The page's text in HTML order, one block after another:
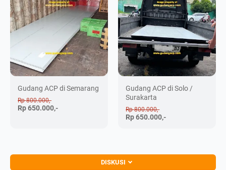
Gudang ACP di Semarang
Rp 800.000,-
Rp 650.000,-
Gudang ACP di Solo /
Surakarta
Rp 800.000,-
Rp 650.000,-
DISKUSI